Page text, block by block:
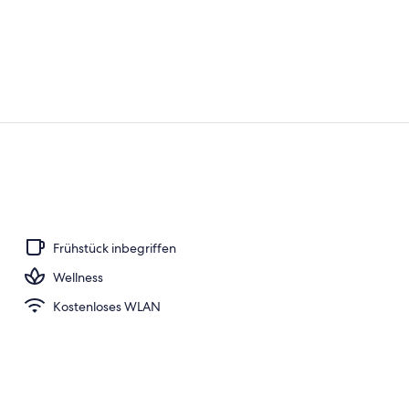
Frühstück inbegriffen
Wellness
Kostenloses WLAN